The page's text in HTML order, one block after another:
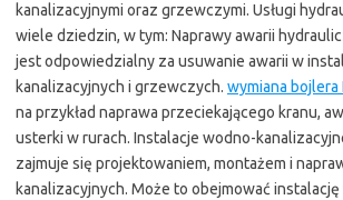
kanalizacyjnymi oraz grzewczymi. Usługi
wiele dziedzin, w tym: Naprawy awarii
jest odpowiedzialny za usuwanie awarii w
kanalizacyjnych i grzewczych. wymiana bojlera
na przykład naprawa przeciekającego kranu,
usterki w rurach. Instalacje wodno-
zajmuje się projektowaniem, montażem i
kanalizacyjnych. Może to obejmować